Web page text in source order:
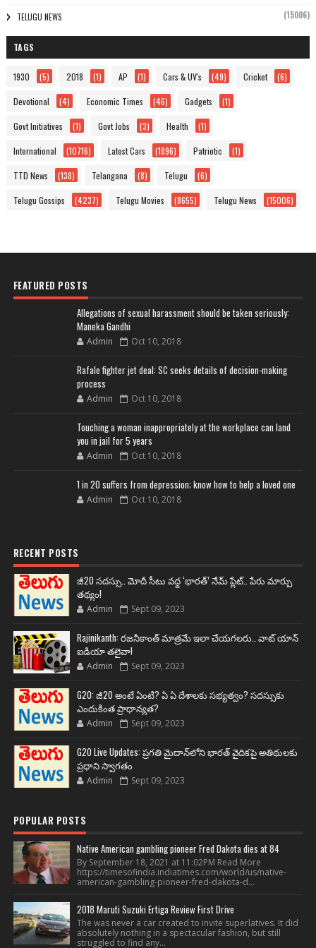
TELUGU NEWS (15006)
TAGS
1930 (5) 2018 (1) AP (1) Cars & UV's (49) Cricket (6)
Devotional (4) Economic Times (46) Gadgets (1)
Govt Initiatives (1) Govt Jobs (3) Health (1)
International (10716) Latest Cars (1896) Patriotic (1)
TTD News (138) Telangana (8) Telugu (6)
Telugu Gossips (4237) Telugu Movies (8655) Telugu News (15006)
FEATURED POSTS
Allegations of sexual harassment should be taken seriously:
Maneka Gandhi
Admin Oct 10, 2018
Rafale fighter jet deal: SC seeks details of decision-making
process
Admin Oct 10, 2018
Touching a woman inappropriately at the workplace can land
you in jail for 5 years
Admin Oct 10, 2018
1 in 20 suffers from depression; know how to help a loved one
Admin Oct 10, 2018
RECENT POSTS
జీ20 సదస్సు.. మోదీ సీటు వద్ద ‘భారత్’ నేమ్ ప్లేట్‌.. పేరు మార్పు
తథ్యం!
Admin Sept 09, 2023
Rajinikanth: రజనీకాంత్ మాత్రమే ఇలా చేయగలరు.. వాట్ యాన్
ఐడియా తలైవా!
Admin Sept 09, 2023
G20: జీ20 అంటే ఏంటి? ఏ ఏ దేశాలకు సభ్యత్వం? సదస్సుకు
ఎందుకింత ప్రాధాన్యత?
Admin Sept 09, 2023
G20 Live Updates: ప్రగతి మైదాన్‌లోని భారత్ వైదికపై అతిథులకు
ప్రధాని స్వాగతం
Admin Sept 09, 2023
POPULAR POSTS
Native American gambling pioneer Fred Dakota dies at 84
By September 18, 2021 at 11:02PM Read More
https://timesofindia.indiatimes.com/world/us/native-
american-gambling-pioneer-fred-dakota-d...
2018 Maruti Suzuki Ertiga Review First Drive
The was never a car created to invite superlatives. It did
absolutely nothing in a spectacular fashion, but still
struggled to find any...